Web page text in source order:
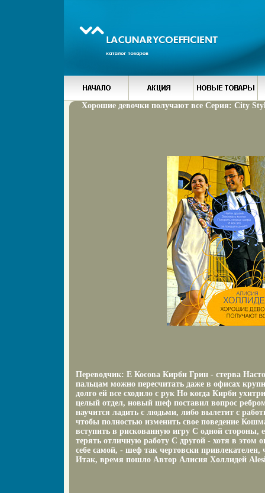
Хорошие девочки получают все Серия: City
Переводчик: Е Косова Кирби Грин - стерва
пальцам можно пересчитать даже в офисах
долго ей все сходило с рук Но когда Кирби
целый отдел, новый шеф поставил вопрос
научится ладить с людьми, либо вылетит с
чтобы полностью изменить свое поведение
вступить в рискованную игру С одной стороны,
терять отличную работу С другой - хотя в этом
себе самой, - шеф так чертовски привлекателен,
Итак, время пошло Автор Алисия Холлидей